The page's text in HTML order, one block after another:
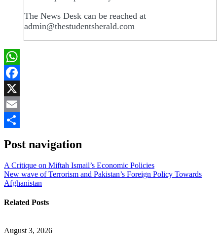
The News Desk can be reached at
admin@thestudentsherald.com
WhatsApp
Facebook
X
Email
Post navigation
A Critique on Miftah Ismail’s Economic Policies
New wave of Terrorism and Pakistan’s Foreign Policy Towards
Afghanistan
Related Posts
August 3, 2026